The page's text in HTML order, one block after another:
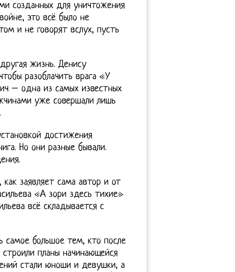
созданных для уничтожения
это всё было не
и не говорят вслух, пусть
жизнь. Денису
разоблачить врага «У
– одна из самых известных
уже совершали лишь
достижения
Но они разные бывали.
заявляет сама автор и от
«А зори здесь тихие»
всё складывается с
самое большое тем, кто после
планы начинающейся
стали юноши и девушки, а